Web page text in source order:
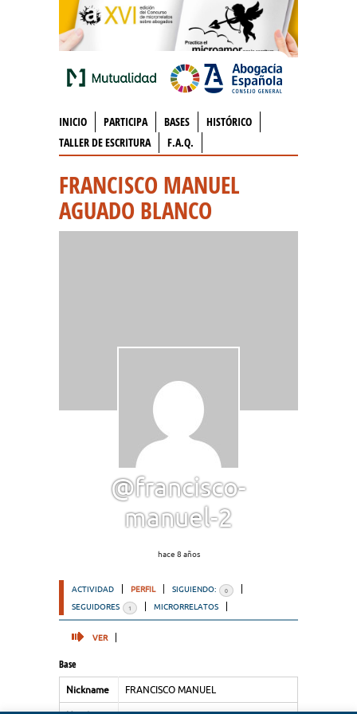
INICIO PARTICIPA BASES
HISTÓRICO
TALLER DE ESCRITURA
F.A.Q.
FRANCISCO MANUEL
AGUADO BLANCO
@francisco-
manuel-2
hace 8 años
ACTIVIDAD PERFIL SIGUIENDO: 0
SEGUIDORES 1 MICRORRELATOS
VER
Base
Nickname FRANCISCO MANUEL